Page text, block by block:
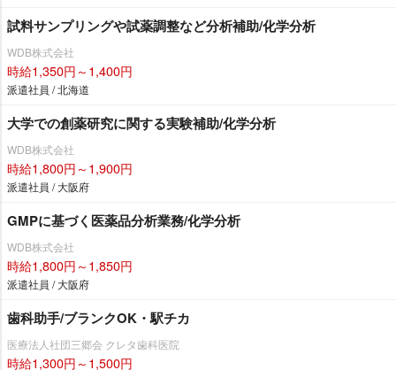
試料サンプリングや試薬調整など分析補助/化学分析
WDB株式会社
時給1,350円～1,400円
派遣社員 / 北海道
大学での創薬研究に関する実験補助/化学分析
WDB株式会社
時給1,800円～1,900円
派遣社員 / 大阪府
GMPに基づく医薬品分析業務/化学分析
WDB株式会社
時給1,800円～1,850円
派遣社員 / 大阪府
歯科助手/ブランクOK・駅チカ
医療法人社団三郷会 クレタ歯科医院
時給1,300円～1,500円